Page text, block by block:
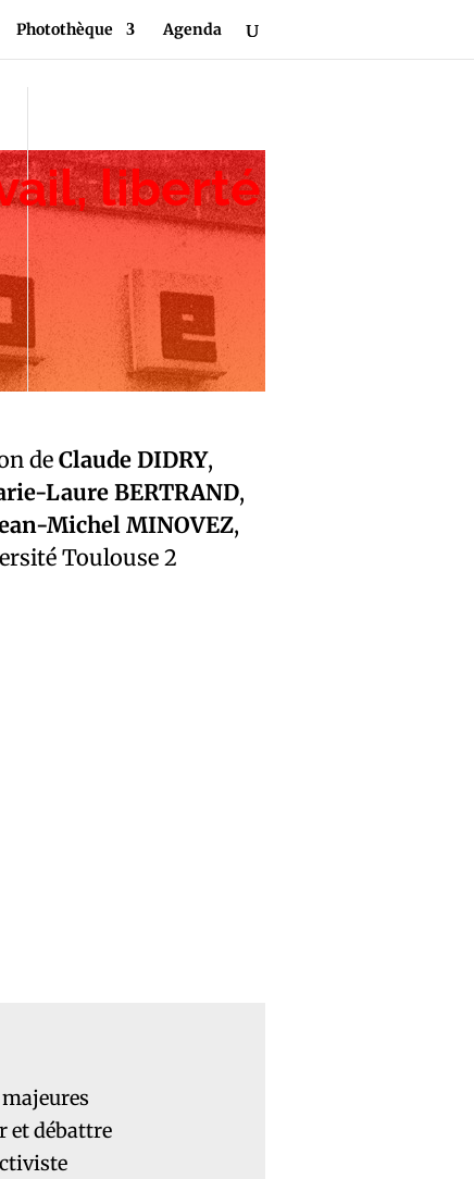
Photothèque Agenda
liberté
deClaude DIDRY,
Laure BERTRAND,
Michel MINOVEZ,
Toulouse 2
et débattre